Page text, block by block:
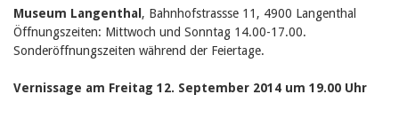
September 2025
Juli 2025
Juni 2025
März 2025
2024
Museum Langenthal , Bahnhofstrassse 11, 4900 Langenthal
Öffnungszeiten: Mittwoch und Sonntag 14.00-17.00.
Sonderöffnungszeiten während der Feiertage.
Vernissage am Freitag 12. September 2014 um 19.00 Uhr